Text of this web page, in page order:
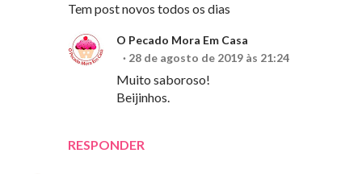
Tem post novos todos os dias
RESPONDER
O Pecado Mora Em Casa
28 de agosto de 2019 às 21:24
Muito saboroso!
Beijinhos.